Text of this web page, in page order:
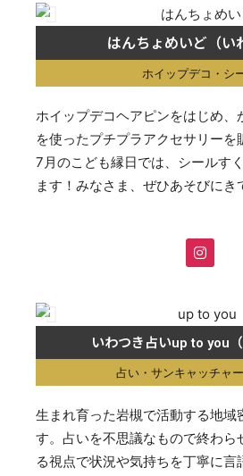
はんちょめいど（い
ホイップデコ・シ
ホイップデコヘアピンをはじめ、
を使ったプチプラアクセサリーを
7月のこども縁日では、シールす
ます！みなさま、ぜひあそびにき
いわつき占いup to you（
占い・サンキャッチャ
生まれ育った岩槻で活動する地域
す。占いを不思議なもので終わら
る視点で状況や気持ちを丁寧に言